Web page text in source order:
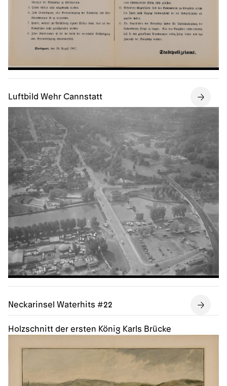
Luftbild Wehr Cannstatt
Neckarinsel Waterhits #22
Holzschnitt der ersten König Karls Brücke